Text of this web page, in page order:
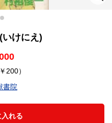
けにえ)
200）
書院
れる